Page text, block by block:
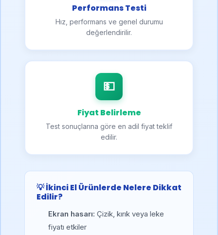
Performans Testi
Hız, performans ve genel durumu
değerlendirilir.
💵
Fiyat Belirleme
Test sonuçlarına göre en adil fiyat teklif
edilir.
💡 İkinci El Ürünlerde Nelere Dikkat
Edilir?
Ekran hasarı: Çizik, kırık veya leke
fiyatı etkiler